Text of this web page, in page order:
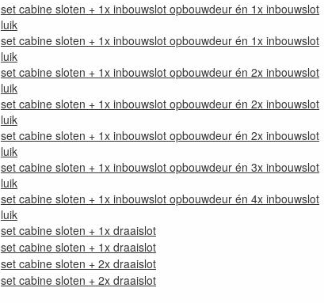
set cabine sloten + 1x inbouwslot opbouwdeur én 1x inbouwslot
luik
set cabine sloten + 1x inbouwslot opbouwdeur én 1x inbouwslot
luik
set cabine sloten + 1x inbouwslot opbouwdeur én 2x inbouwslot
luik
set cabine sloten + 1x inbouwslot opbouwdeur én 2x inbouwslot
luik
set cabine sloten + 1x inbouwslot opbouwdeur én 2x inbouwslot
luik
set cabine sloten + 1x inbouwslot opbouwdeur én 3x inbouwslot
luik
set cabine sloten + 1x inbouwslot opbouwdeur én 4x inbouwslot
luik
set cabine sloten + 1x draaislot
set cabine sloten + 1x draaislot
set cabine sloten + 2x draaislot
set cabine sloten + 2x draaislot